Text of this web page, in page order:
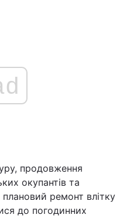
продовження
окупантів та
ремонт влітку
до погодинних